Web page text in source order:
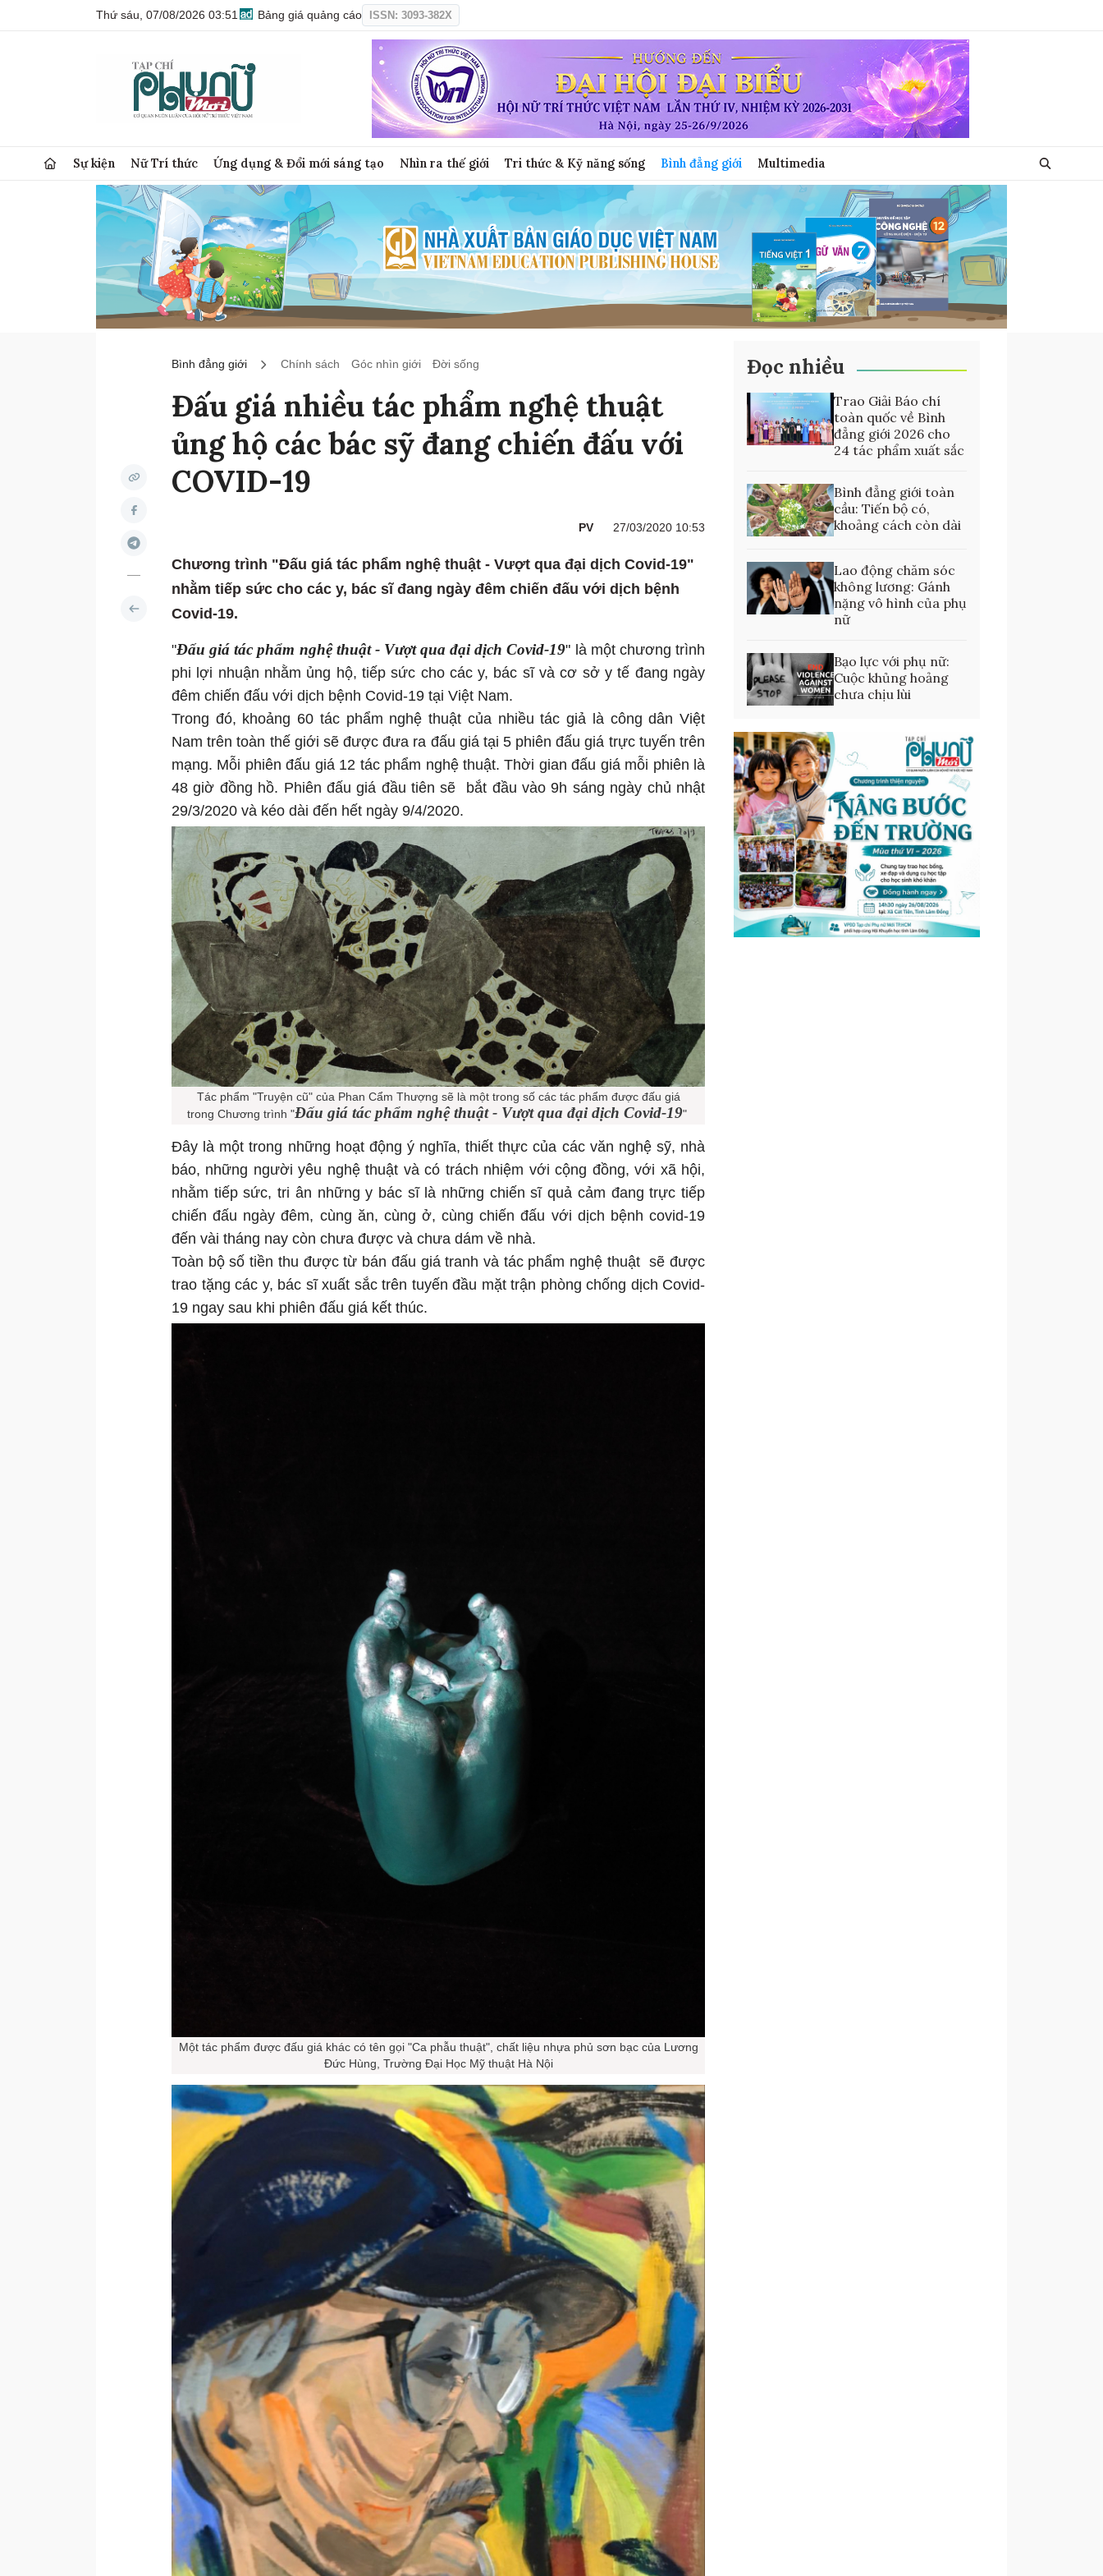
Thứ sáu, 07/08/2026 03:51 Bảng giá quảng cáo ISSN: 3093-382X
Sự kiện Nữ Trí thức Ứng dụng & Đổi mới sáng tạo Nhìn ra thế giới Tri thức & Kỹ năng sống Bình đẳng giới Multimedia
Bình đẳng giới Chính sách Góc nhìn giới Đời sống
Đấu giá nhiều tác phẩm nghệ thuật
ủng hộ các bác sỹ đang chiến đấu với
COVID-19
PV 27/03/2020 10:53
Chương trình "Đấu giá tác phẩm nghệ thuật - Vượt qua đại dịch Covid-19"
nhằm tiếp sức cho các y, bác sĩ đang ngày đêm chiến đấu với dịch bệnh
Covid-19.
"Đấu giá tác phẩm nghệ thuật - Vượt qua đại dịch Covid-19" là một chương trình
phi lợi nhuận nhằm ủng hộ, tiếp sức cho các y, bác sĩ và cơ sở y tế đang ngày
đêm chiến đấu với dịch bệnh Covid-19 tại Việt Nam.
Trong đó, khoảng 60 tác phẩm nghệ thuật của nhiều tác giả là công dân Việt
Nam trên toàn thế giới sẽ được đưa ra đấu giá tại 5 phiên đấu giá trực tuyến trên
mạng. Mỗi phiên đấu giá 12 tác phẩm nghệ thuật. Thời gian đấu giá mỗi phiên là
48 giờ đồng hồ. Phiên đấu giá đầu tiên sẽ bắt đầu vào 9h sáng ngày chủ nhật
29/3/2020 và kéo dài đến hết ngày 9/4/2020.
Tác phẩm "Truyện cũ" của Phan Cẩm Thượng sẽ là một trong số các tác phẩm được đấu giá
trong Chương trình "Đấu giá tác phẩm nghệ thuật - Vượt qua đại dịch Covid-19"
Đây là một trong những hoạt động ý nghĩa, thiết thực của các văn nghệ sỹ, nhà
báo, những người yêu nghệ thuật và có trách nhiệm với cộng đồng, với xã hội,
nhằm tiếp sức, tri ân những y bác sĩ là những chiến sĩ quả cảm đang trực tiếp
chiến đấu ngày đêm, cùng ăn, cùng ở, cùng chiến đấu với dịch bệnh covid-19
đến vài tháng nay còn chưa được và chưa dám về nhà.
Toàn bộ số tiền thu được từ bán đấu giá tranh và tác phẩm nghệ thuật sẽ được
trao tặng các y, bác sĩ xuất sắc trên tuyến đầu mặt trận phòng chống dịch Covid-
19 ngay sau khi phiên đấu giá kết thúc.
Một tác phẩm được đấu giá khác có tên gọi "Ca phẫu thuật", chất liệu nhựa phủ sơn bạc của Lương
Đức Hùng, Trường Đại Học Mỹ thuật Hà Nội
Đọc nhiều
Trao Giải Báo chí
toàn quốc về Bình
đẳng giới 2026 cho
24 tác phẩm xuất sắc
Bình đẳng giới toàn
cầu: Tiến bộ có,
khoảng cách còn dài
Lao động chăm sóc
không lương: Gánh
nặng vô hình của phụ
nữ
Bạo lực với phụ nữ:
Cuộc khủng hoảng
chưa chịu lùi